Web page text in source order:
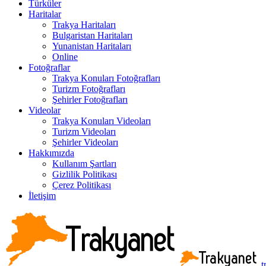
Türküler
Haritalar
Trakya Haritaları
Bulgaristan Haritaları
Yunanistan Haritaları
Online
Fotoğraflar
Trakya Konuları Fotoğrafları
Turizm Fotoğrafları
Şehirler Fotoğrafları
Videolar
Trakya Konuları Videoları
Turizm Videoları
Şehirler Videoları
Hakkımızda
Kullanım Şartları
Gizlilik Politikası
Çerez Politikası
İletişim